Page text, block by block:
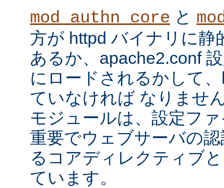
mod_authn_core と
方が httpd バイナリに静
あるか、apache2.conf
にロードされるかして
ていなければ なりませ
モジュールは、設定フ
重要でウェブサーバの
るコアディレクティブ
ています。